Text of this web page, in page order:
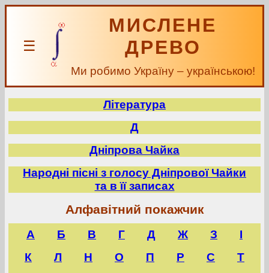
☰
МИСЛЕНЕ
ДРЕВО
Ми робимо Україну – українською!
Література
Д
Дніпрова Чайка
Народні пісні з голосу Дніпрової Чайки
та в її записах
Алфавітний покажчик
А Б В Г Д Ж З
І
К
Л Н О П Р С
Т